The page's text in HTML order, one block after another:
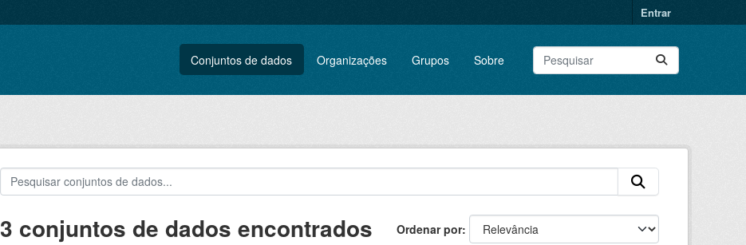
Entrar
Conjuntos de dados Organizações Grupos Sobre
Ordenar por
3 conjuntos de dados encontrados